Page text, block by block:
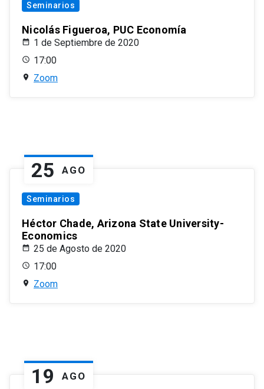
Seminarios
Nicolás Figueroa, PUC Economía
1 de Septiembre de 2020
17:00
Zoom
25 AGO
Seminarios
Héctor Chade, Arizona State University-
Economics
25 de Agosto de 2020
17:00
Zoom
19 AGO